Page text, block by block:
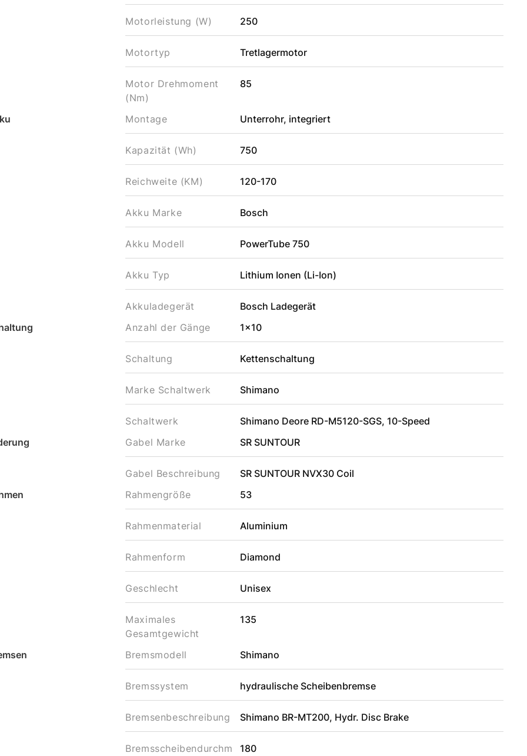
Motorleistung (W) 250
Motortyp Tretlagermotor
Motor Drehmoment
(Nm)
85
Montage Unterrohr, integriert
Kapazität (Wh) 750
Reichweite (KM) 120-170
Akku Marke Bosch
Akku Modell PowerTube 750
Akku Typ Lithium Ionen (Li-Ion)
Akkuladegerät
Bosch Ladegerät
Anzahl der Gänge 1x10
Schaltung Kettenschaltung
Marke Schaltwerk Shimano
Schaltwerk
Shimano Deore RD-M5120-SGS, 10-Speed
Gabel Marke SR SUNTOUR
Gabel Beschreibung
SR SUNTOUR NVX30 Coil
Rahmengröße 53
Rahmenmaterial Aluminium
Rahmenform Diamond
Geschlecht Unisex
Maximales
Gesamtgewicht
135
Bremsmodell Shimano
Bremssystem hydraulische Scheibenbremse
Bremsenbeschreibung Shimano BR-MT200, Hydr. Disc Brake
Bremsscheibendurchm
180